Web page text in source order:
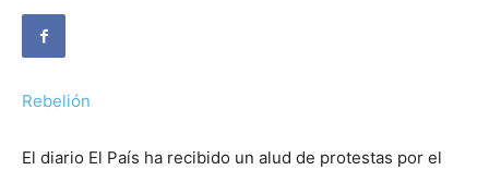
Rebelión
El diario El País ha recibido un alud de protestas por el